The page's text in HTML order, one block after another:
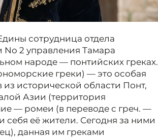
сотрудница отдела
2 управления Тамара
народе — понтийских греках.
греки) — это особая
исторической области Понт,
Азии (территория
— ромеи (в переводе с греч. —
себя её жители. Сегодня за ними
данная им греками